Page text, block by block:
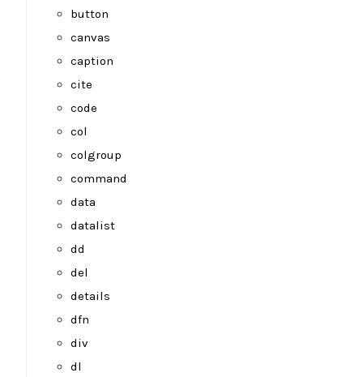
button
canvas
caption
cite
code
col
colgroup
command
data
datalist
dd
del
details
dfn
div
dl